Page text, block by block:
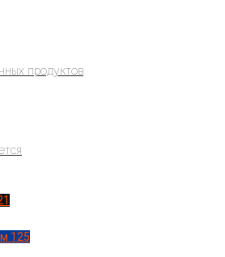
продуктов
125